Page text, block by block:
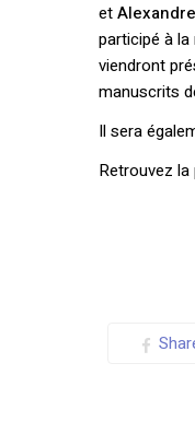
et
participé à
viendront
manuscrits
Il sera
Retrouvez